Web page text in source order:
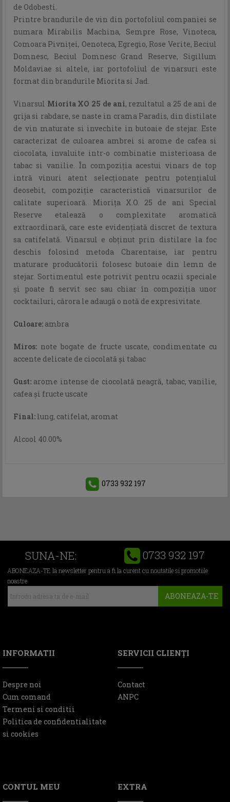
de Odobesti.
Printre brandurile de vin din portofoliul companiei se
numara Mirabilis Machina, Sempre Rose, Vinoteca,
Comoara Pivniţei, Oenoteca, Egregio, Rose Verite, Beciul
Domnesc, Beciul Domnesc Grand Reserve, Sigillum
Moldaviae si altele, iar portofoliul de vinarsuri este
format din brandurile Miorita si Jad.
Vinarsul Miorita XO 25 de ani, rezultatul a 25 de ani de
grija si rabdare, se naste in crama Paradis, din distilate
de vin maturate si invechite in butoaie de stejar. Este
caracterizat de culoarea ambrei si arome de cafea si
ciocolata, invaluite intr-o combinatie misterioasa de
tabac si vanilie. În compoziţia acestui vinars de top
intră vinuri atent selecţionate pentru potenţialul
deosebit, compoziţie caracteristică vinarsurilor de
calitate superioară. Mioriţa X.O. 25 de ani Special
Reserve etalează o complexitate aromatică
extraordinară, care este evidenţiată discret de textura
sa catifelată. Vinarsul e obţinut prin distilare la foc
deschis folosind metoda Charentaise, iar pentru
maturare producătorii folosesc butoaie din lemn de
stejar. Sortimentul este potrivit pentru ocazii speciale
şi poate fi servit sec sau chiar în compoziţia unor
cocktailuri, cărora le adaugă o notă de expresivitate.
Culoare: ambra
Miros: note bogate de fructe uscate, condimentate cu
accente delicate de ciocolată şi tabac
Gust: arome intense de ciocolată neagră, tabac, vanilie,
cafea şi fructe uscate
Final: lung, catifelat, aromat
Alcool 40.00%
0733 932 197
SUNA-NE: 0733 932 197
ABONEAZA-TE la newsletter pentru a fi la curent cu noutatile si promotiile
noastre
ABONEAZA-TE
INFORMATII
Despre noi
Cum comand
Termeni si conditii
Politica de confidentialitate
si cookies
SERVICII CLIENŢI
Contact
ANPC
CONTUL MEU EXTRA